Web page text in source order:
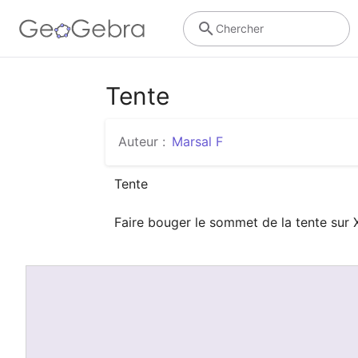
Chercher
Tente
Auteur : Marsal F
Tente
Faire bouger le sommet de la tente sur